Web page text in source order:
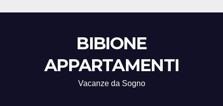
BIBIONE
APPARTAMENTI
Vacanze da Sogno